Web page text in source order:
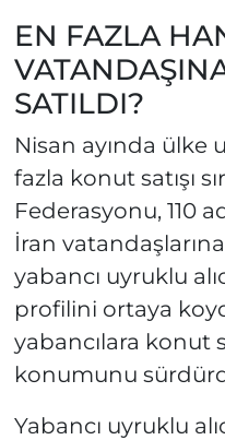
EN FAZLA
SATILDI?
Nisan ayında ülke
fazla konut satışı
Federasyonu, 110
İran vatandaşlarına
yabancı uyruklu
profilini ortaya
yabancılara konut
konumunu
Yabancı uyruklu